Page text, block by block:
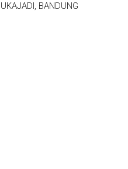
BANDUNG